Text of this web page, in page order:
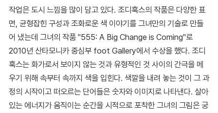
작업은 도시 느낌을 많이 담고 있다. 조디훅스의 작품은 다양한 표
면, 균형잡힌 구성과 조화로운 색 이야기를 그녀만의 기술로 만들
어 냈는데 그녀의 작품 "555: A Big Change is Coming"로
2010년 산타모니카 중심부 foot Gallery에서 수상을 했다. 조디
훅스는 화가로서 보이지 않는 것과 유형적인 것 사이의 간극을 메
우기 위해 속부터 속까지 색을 입힌다. 색깔을 내려 놓는 것이 그 과
정의 시작이고 떠오르는 단어들은 숫자와 이미지로 나타낸다. 살아
있는 에너지가 움직이는 순간을 시적으로 포착한 그녀의 그림은 궁